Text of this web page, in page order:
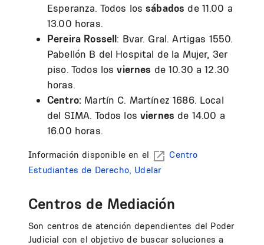
Esperanza. Todos lossábadosde 11.00 a
13.00 horas.
Pereira Rossell: Bvar. Gral. Artigas 1550.
Pabellón B del Hospital de la Mujer, 3er
piso. Todos losviernes de 10.30 a 12.30
horas.
Centro: Martín C. Martínez 1686. Local
del SIMA. Todos losviernesde 14.00 a
16.00 horas.
Información disponible en el
Centro
Estudiantes de Derecho, Udelar
Centros de Mediación
Son centros de atención dependientes del Poder
Judicial con el objetivo de buscar soluciones a